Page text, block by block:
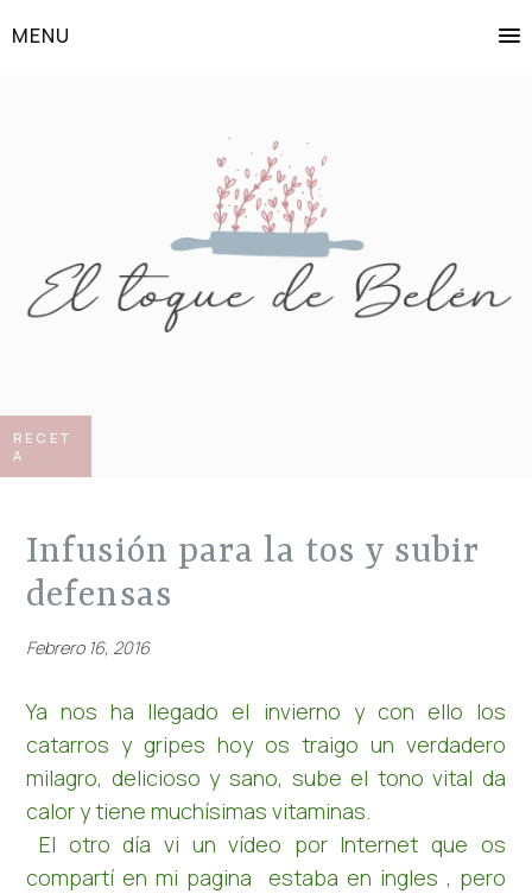
MENU
RECET
A
infusión para la tos y subir
defensas
Febrero 16, 2016
Ya nos ha llegado el invierno y con ello los
catarros y gripes hoy os traigo un verdadero
milagro, delicioso y sano, sube el tono vital da
calor y tiene muchísimas vitaminas.
El otro día vi un vídeo por Internet que os
compartí en mi pagina estaba en ingles , pero